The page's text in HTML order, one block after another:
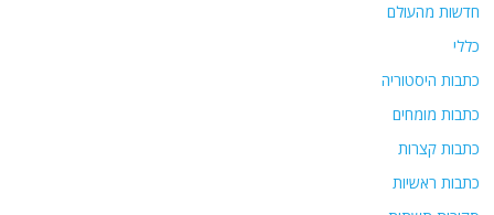
חדשות מהעולם
כללי
כתבות היסטוריה
כתבות מומחים
כתבות קצרות
כתבות ראשיות